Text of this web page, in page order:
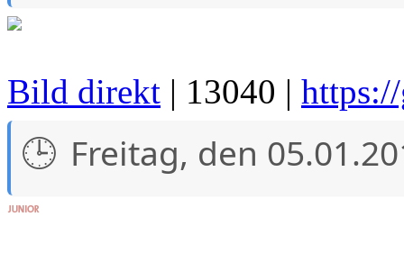
Bild direkt | 13040 |
Freitag, den